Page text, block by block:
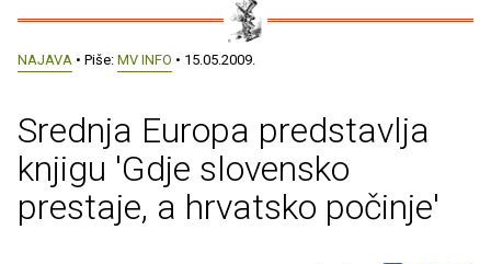
NAJAVA • Piše: MV INFO • 15.05.2009.
Srednja Europa predstavlja
knjigu 'Gdje slovensko
prestaje, a hrvatsko počinje'